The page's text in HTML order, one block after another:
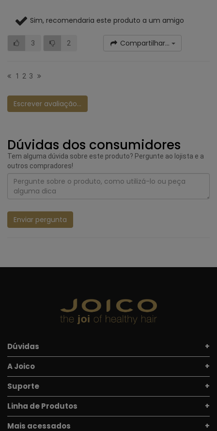
Sim, recomendaria este produto a um amigo
3 2 Compartilhar...
1 2 3
Escrever avaliação...
Dúvidas dos consumidores
Tem alguma dúvida sobre este produto? Pergunte ao lojista e a
outros compradores!
Enviar pergunta
Dúvidas
A Joico
Suporte
Linha de Produtos
Mais acessados